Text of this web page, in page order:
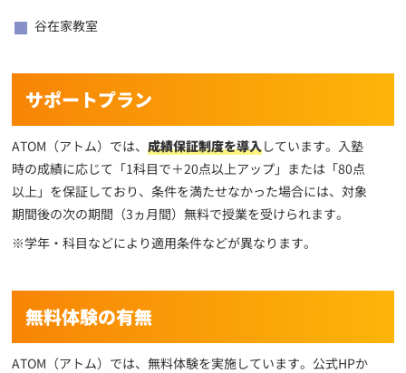
谷在家教室
サポートプラン
ATOM（アトム）では、成績保証制度を導入しています。入塾
時の成績に応じて「1科目で＋20点以上アップ」または「80点
以上」を保証しており、条件を満たせなかった場合には、対象
期間後の次の期間（3ヵ月間）無料で授業を受けられます。
※学年・科目などにより適用条件などが異なります。
無料体験の有無
ATOM（アトム）では、無料体験を実施しています。公式HPか